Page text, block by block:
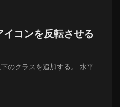
コンを反転させる
のクラスを追加する。 水平